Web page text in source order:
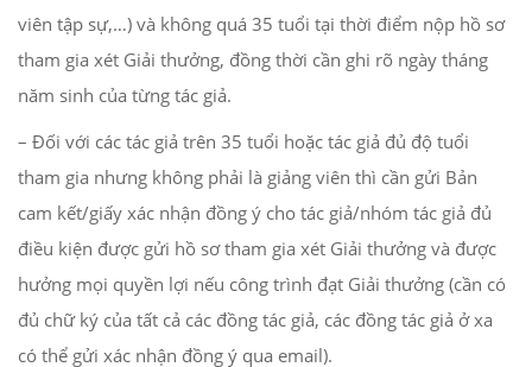
viên tập sự,…) và không quá 35 tuổi tại thời điểm nộp hồ sơ
tham gia xét Giải thưởng, đồng thời cần ghi rõ ngày tháng
năm sinh của từng tác giả.
– Đối với các tác giả trên 35 tuổi hoặc tác giả đủ độ tuổi
tham gia nhưng không phải là giảng viên thì cần gửi Bản
cam kết/giấy xác nhận đồng ý cho tác giả/nhóm tác giả đủ
điều kiện được gửi hồ sơ tham gia xét Giải thưởng và được
hưởng mọi quyền lợi nếu công trình đạt Giải thưởng (cần có
đủ chữ ký của tất cả các đồng tác giả, các đồng tác giả ở xa
có thể gửi xác nhận đồng ý qua email).